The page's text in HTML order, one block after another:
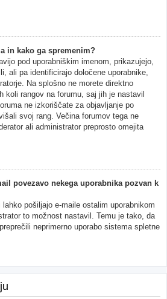
in kako ga spremenim?
pod uporabniškim imenom, prikazujejo,
ali pa identificirajo določene uporabnike,
Na splošno ne morete direktno
koli rangov na forumu, saj jih je nastavil
ne izkoriščate za objavljanje po
svoj rang. Večina forumov tega ne
ali administrator preprosto omejita
povezavo nekega uporabnika pozvan k
pošiljajo e-maile ostalim uporabnikom
to možnost nastavil. Temu je tako, da
neprimerno uporabo sistema spletne